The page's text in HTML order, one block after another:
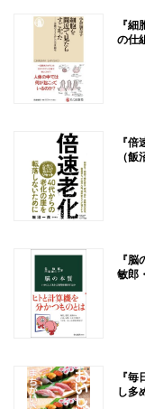
『
の仕
『
（
『
敏郎
『
し多